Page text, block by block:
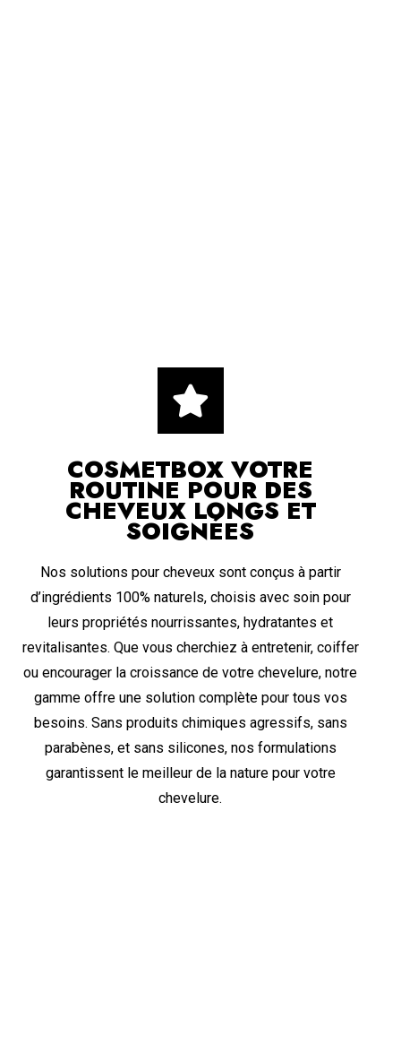
COSMETBOX VOTRE
ROUTINE POUR DES
CHEVEUX LONGS ET
SOIGNÉES
Nos solutions pour cheveux sont conçus à partir
d’ingrédients 100% naturels, choisis avec soin pour
leurs propriétés nourrissantes, hydratantes et
revitalisantes. Que vous cherchiez à entretenir, coiffer
ou encourager la croissance de votre chevelure, notre
gamme offre une solution complète pour tous vos
besoins. Sans produits chimiques agressifs, sans
parabènes, et sans silicones, nos formulations
garantissent le meilleur de la nature pour votre
chevelure.